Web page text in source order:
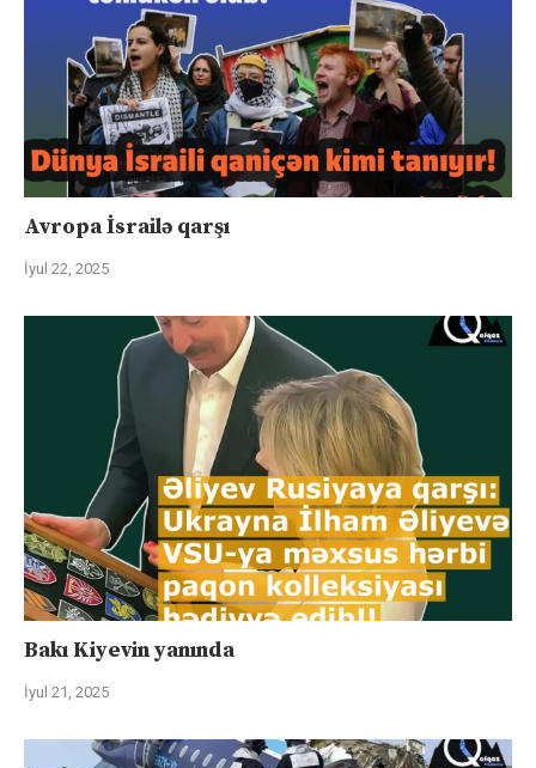
Avropa İsrailə qarşı
İyul 22, 2025
Bakı Kiyevin yanında
İyul 21, 2025